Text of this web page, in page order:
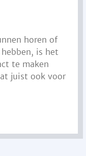
horen of
is het
te maken
juist ook voor